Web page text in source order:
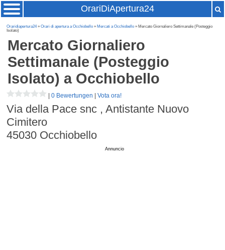
OrariDiApertura24
Oraridiapertura24»Orari di apertura a Occhiobello » Mercati a Occhiobello » Mercato Giornaliero Settimanale (Posteggio
Isolato)
Mercato Giornaliero
Settimanale (Posteggio
Isolato) a Occhiobello
|0 Bewertungen |Vota ora!
Via della Pace snc , Antistante Nuovo
Cimitero
45030 Occhiobello
Annuncio